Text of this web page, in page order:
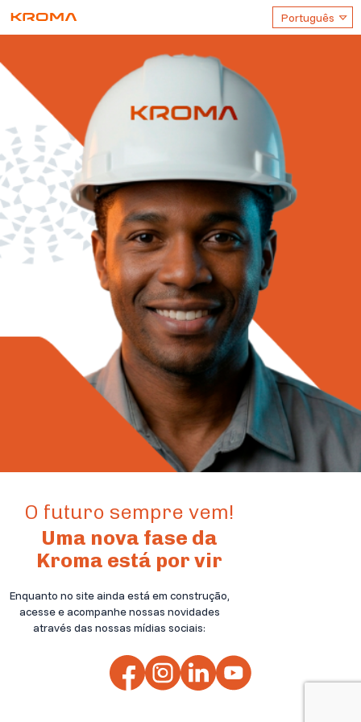
O futuro sempre vem!
Uma nova fase da
Kroma está por vir
Enquanto no site ainda está em construção,
acesse e acompanhe nossas novidades
através das nossas mídias sociais: